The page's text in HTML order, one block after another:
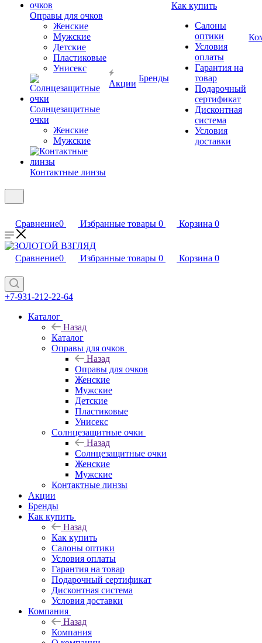
Оправы для очков
Женские
Мужские
Детские
Пластиковые
Унисекс
Солнцезащитные
очки
Женские
Мужские
Контактные линзы
Акции
Бренды
Как купить
Салоны
оптики
Условия
оплаты
Гарантия на
товар
Подарочный
сертификат
Дисконтная
система
Условия
доставки
Сравнение0 Избранные товары 0 Корзина 0
Сравнение0 Избранные товары 0 Корзина 0
+7-931-212-22-64
Каталог
Назад
Каталог
Оправы для очков
Назад
Оправы для очков
Женские
Мужские
Детские
Пластиковые
Унисекс
Солнцезащитные очки
Назад
Солнцезащитные очки
Женские
Мужские
Контактные линзы
Акции
Бренды
Как купить
Назад
Как купить
Салоны оптики
Условия оплаты
Гарантия на товар
Подарочный сертификат
Дисконтная система
Условия доставки
Компания
Назад
Компания